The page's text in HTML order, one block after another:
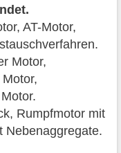
AT-Motor,
Motor,
Rumpfmotor mit
Nebenaggregate.